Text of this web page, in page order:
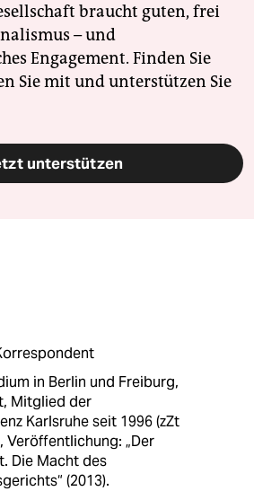
braucht guten, frei
– und
Engagement. Finden Sie
Sie mit und unterstützen Sie
unterstützen
in Berlin und Freiburg,
Mitglied der
Karlsruhe seit 1996 (zZt
„Der
Die Macht des
(2013).